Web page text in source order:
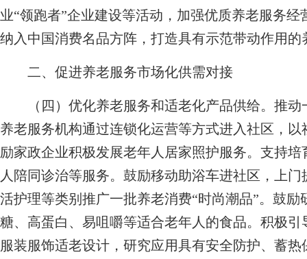
业“领跑者”企业建设等活动，加强优质养老服务
纳入中国消费名品方阵，打造具有示范带动作用
二、促进养老服务市场化供需对接
（四）优化养老服务和适老化产品供给。 推动
养老服务机构通过连锁化运营等方式进入社区，
励家政企业积极发展老年人居家照护服务。支持
人陪同诊治等服务。鼓励移动助浴车进社区，上
活护理等类别推广一批养老消费“时尚潮品”。鼓
糖、高蛋白、易咀嚼等适合老年人的食品。积极
服装服饰适老设计，研究应用具有安全防护、蓄